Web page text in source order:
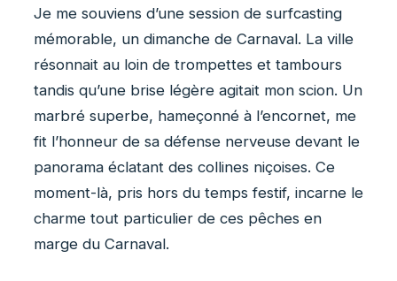
Je me souviens d’une session de surfcasting
mémorable, un dimanche de Carnaval. La ville
résonnait au loin de trompettes et tambours
tandis qu’une brise légère agitait mon scion. Un
marbré superbe, hameçonné à l’encornet, me
fit l’honneur de sa défense nerveuse devant le
panorama éclatant des collines niçoises. Ce
moment-là, pris hors du temps festif, incarne le
charme tout particulier de ces pêches en
marge du Carnaval.